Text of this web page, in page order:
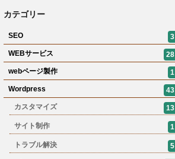
カテゴリー
SEO
3
WEBサービス
28
webページ製作
1
Wordpress
43
カスタマイズ
13
サイト制作 1
トラブル解決 5